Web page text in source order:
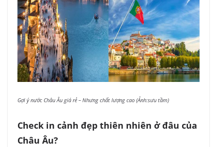
Gợi ý nước Châu Âu giá rẻ – Nhưng chất lượng cao (Ảnh:sưu tầm)
Check in cảnh đẹp thiên nhiên ở đâu của
Châu Âu?